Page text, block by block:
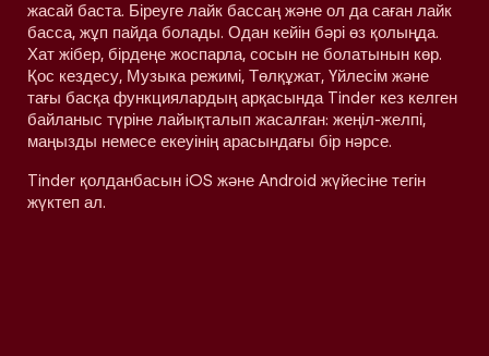
жасай баста. Біреуге лайк бассаң және ол да саған лайк
басса, жұп пайда болады. Одан кейін бәрі өз қолыңда.
Хат жібер, бірдеңе жоспарла, сосын не болатынын көр.
Қос кездесу, Музыка режимі, Төлқұжат, Үйлесім және
тағы басқа функциялардың арқасында Tinder кез келген
байланыс түріне лайықталып жасалған: жеңіл-желпі,
маңызды немесе екеуінің арасындағы бір нәрсе.
Tinder қолданбасын iOS және Android жүйесіне тегін
жүктеп ал.